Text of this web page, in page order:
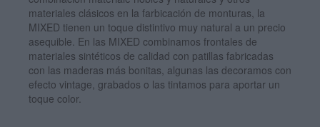
materiales clásicos en la farbicación de monturas, la
MIXED tienen un toque distintivo muy natural a un precio
asequible. En las MIXED combinamos frontales de
materiales sintéticos de calidad con patillas fabricadas
con las maderas más bonitas, algunas las decoramos con
efecto vintage, grabados o las tintamos para aportar un
toque color.